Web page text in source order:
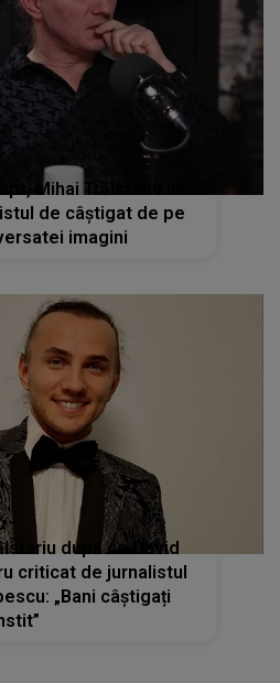
Mihai Trăistariu în
de câștigat de pe
imagini
după ce David
criticat de jurnalistul
„Bani câștigați